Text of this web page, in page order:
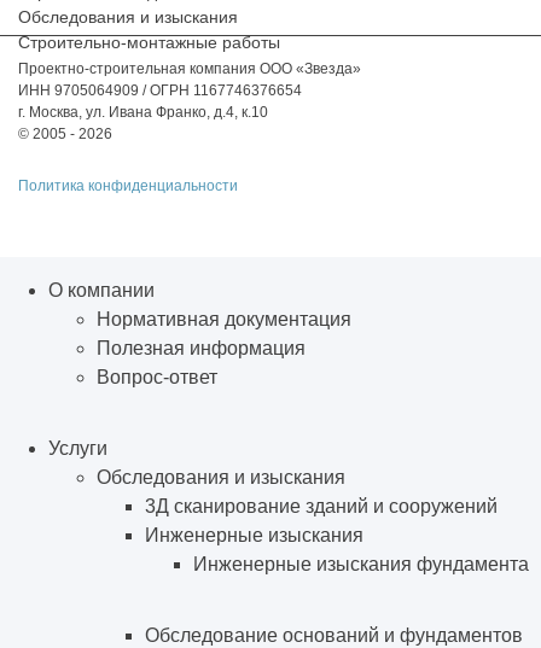
Обследования и изыскания
Строительно-монтажные работы
Проектно-строительная компания ООО «Звезда»
ИНН 9705064909 / ОГРН 1167746376654
г. Москва, ул. Ивана Франко, д.4, к.10
© 2005 - 2026
Политика конфиденциальности
О компании
Нормативная документация
Полезная информация
Вопрос-ответ
Услуги
Обследования и изыскания
3Д сканирование зданий и сооружений
Инженерные изыскания
Инженерные изыскания фундамента
Обследование оснований и фундаментов